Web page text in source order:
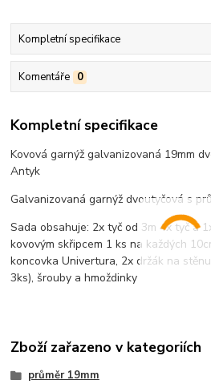
Kompletní specifikace
Komentáře 0
Kompletní specifikace
Kovová garnýž galvanizovaná 19mm
Antyk
Galvanizovaná garnýž dvoutyčová s
Sada obsahuje: 2x tyč od 3m 4x tyč a
kovovým skřipcem 1 ks na každých
koncovka Univertura, 2x držák na
3ks), šrouby a hmoždinky
Zboží zařazeno v kategoriích
průměr 19mm